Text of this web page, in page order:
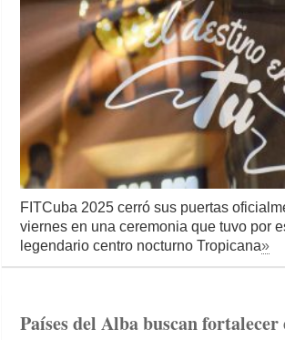
FITCuba 2025 cerró sus puertas
viernes en una ceremonia que tuvo por
legendario centro nocturno Tropicana»
Países del Alba buscan